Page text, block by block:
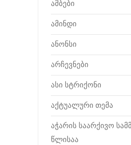
ამბები
ამინდი
ანონსი
არჩევნები
ასი სტრიქონი
აქტუალური თემა
აჭარის საარქივო
წლისაა